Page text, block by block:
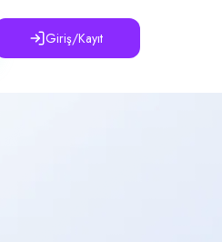
Giriş/Kayıt